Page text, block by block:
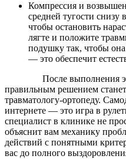
Компрессия и
средней тугости снизу
чтобы остановить
лягте и положите
подушку так, чтобы
— это обеспечит
После выполнения
правильным решением
травматологу-ортопеду.
интернете — это игра в
специалист в клинике не
объяснит вам механику
действий с понятными
вас до полного